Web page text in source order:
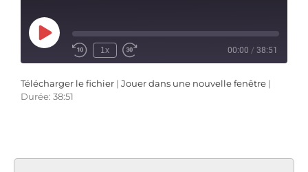
Play
Episode
1x 00:00 / 38:51
Télécharger le fichier| Jouer dans une nouvelle fenêtre|
Durée: 38:51